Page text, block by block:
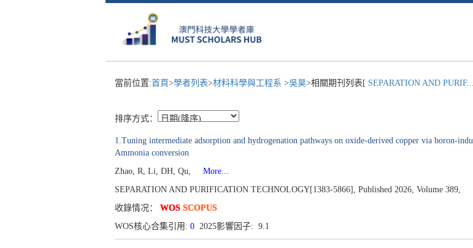
當前位置:首頁>學者列表>材料科學與工程系 >吳昊>相關期刊列表[ SEPARATION AND
排序方式：
1.Tuning intermediate adsorption and hydrogenation pathways on oxide-derived copper via boron-
Ammonia conversion
Zhao, R, Li, DH, Qu,
More...
SEPARATION AND PURIFICATION TECHNOLOGY[1383-5866], Published 2026, Volume 389,
收錄情况： WOS SCOPUS
WOS核心合集引用: 0 2025影響因子: 9.1